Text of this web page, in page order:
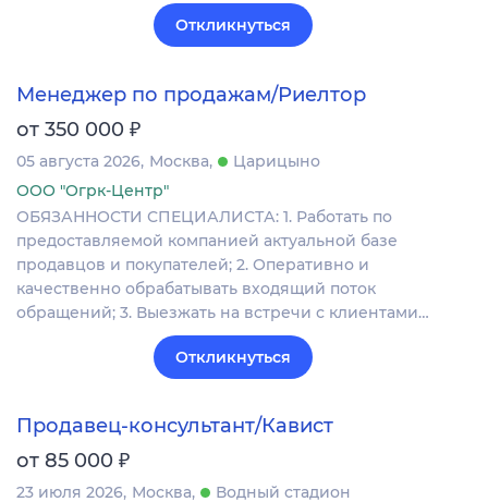
Откликнуться
Менеджер по продажам/Риелтор
от 350 000 ₽
05 августа 2026 Москва
Царицыно
ООО "Огрк-Центр"
ОБЯЗАННОСТИ СПЕЦИАЛИСТА: 1. Работать по
предоставляемой компанией актуальной базе
продавцов и покупателей; 2. Оперативно и
качественно обрабатывать входящий поток
обращений; 3. Выезжать на встречи с клиентами…
Откликнуться
Продавец-консультант/Кавист
от 85 000 ₽
23 июля 2026 Москва
Водный стадион